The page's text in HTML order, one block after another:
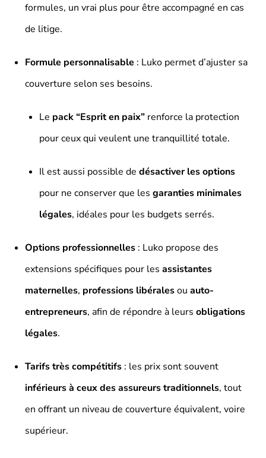
formules, un vrai plus pour être accompagné en cas
de litige.
Formule personnalisable : Luko permet d’ajuster sa
couverture selon ses besoins.
Le pack “Esprit en paix” renforce la protection
pour ceux qui veulent une tranquillité totale.
Il est aussi possible dedésactiver les options
pour ne conserver que lesgaranties minimales
légales, idéales pour les budgets serrés.
Options professionnelles : Luko propose des
extensions spécifiques pour lesassistantes
maternelles, professions libéralesouauto-
entrepreneurs, afin de répondre à leursobligations
légales.
Tarifs très compétitifs : les prix sont souvent
inférieurs à ceux des assureurs traditionnels, tout
en offrant un niveau de couverture équivalent, voire
supérieur.